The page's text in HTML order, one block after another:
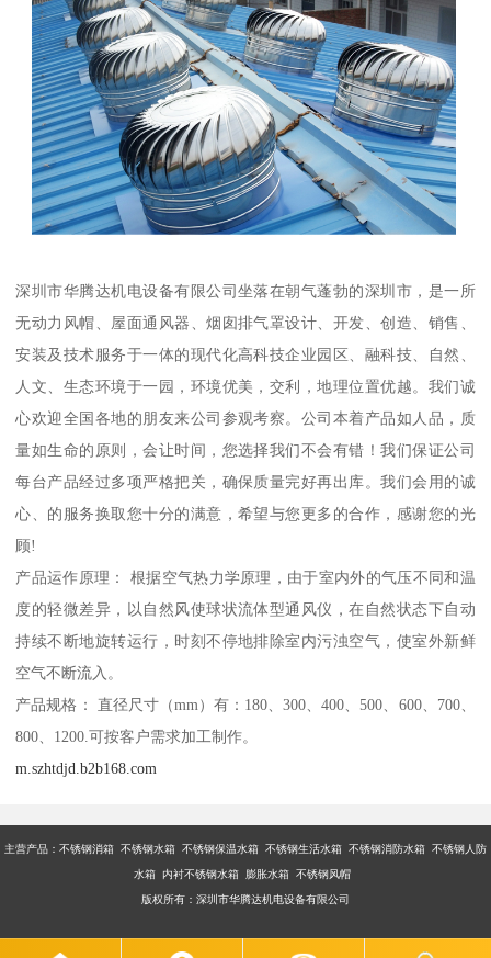
深圳市华腾达机电设备有限公司坐落在朝气蓬勃的深圳市，是一所
无动力风帽、屋面通风器、烟囱排气罩设计、开发、创造、销售、
安装及技术服务于一体的现代化高科技企业园区、融科技、自然、
人文、生态环境于一园，环境优美，交利，地理位置优越。我们诚
心欢迎全国各地的朋友来公司参观考察。公司本着产品如人品，质
量如生命的原则，会让时间，您选择我们不会有错！我们保证公司
每台产品经过多项严格把关，确保质量完好再出库。我们会用的诚
心、的服务换取您十分的满意，希望与您更多的合作，感谢您的光
顾!
产品运作原理： 根据空气热力学原理，由于室内外的气压不同和温
度的轻微差异，以自然风使球状流体型通风仪，在自然状态下自动
持续不断地旋转运行，时刻不停地排除室内污浊空气，使室外新鲜
空气不断流入。
产品规格： 直径尺寸（mm）有：180、300、400、500、600、700、
800、1200.可按客户需求加工制作。
m.szhtdjd.b2b168.com
主营产品：不锈钢消箱 不锈钢水箱 不锈钢保温水箱 不锈钢生活水箱 不锈钢消防水箱 不锈钢人防
水箱 内衬不锈钢水箱 膨胀水箱 不锈钢风帽
版权所有：深圳市华腾达机电设备有限公司